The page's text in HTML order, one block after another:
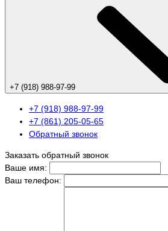
+7 (918) 988-97-99
+7 (918) 988-97-99
+7 (861) 205-05-65
Обратный звонок
Заказать обратный звонок
Ваше имя:
Ваш телефон: